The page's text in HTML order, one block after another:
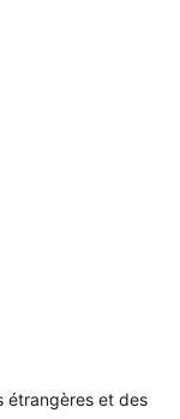
étrangères et des